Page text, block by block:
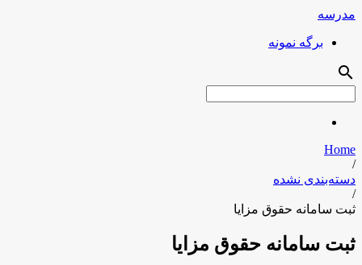
مدرسه
برگه نمونه
search
Home
/
دسته‌بندی نشده
/
ثبت سامانه حقوق مزایا
ثبت سامانه حقوق مزایا